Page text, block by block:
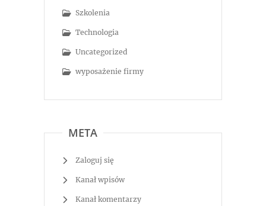
Szkolenia
Technologia
Uncategorized
wyposażenie firmy
META
Zaloguj się
Kanał wpisów
Kanał komentarzy